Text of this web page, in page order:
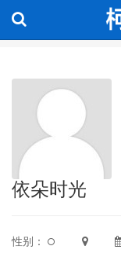
依朵时光
性别：